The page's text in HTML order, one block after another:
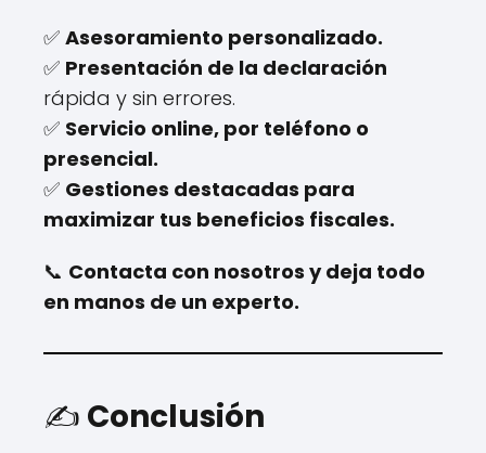
✅ Asesoramiento personalizado.
✅ Presentación de la declaración
rápida y sin errores.
✅ Servicio online, por teléfono o
presencial.
✅ Gestiones destacadas para
maximizar tus beneficios fiscales.
📞 Contacta con nosotros y deja todo
en manos de un experto.
✍️ Conclusión